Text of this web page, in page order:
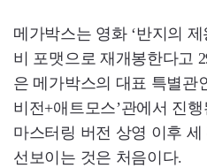
메가박스는 영화 ‘반지의
비 포맷으로 재개봉한다고
은 메가박스의 대표 특별관
비전+애트모스’관에서 진행
마스터링 버전 상영 이후
선보이는 것은 처음이다.